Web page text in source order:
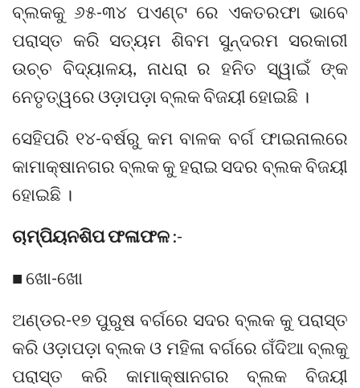
ବ୍ଲକକୁ ୬୫-୩୪ ପଏଣ୍ଟ ରେ ଏକତରଫା ଭାବେ
ପରାସ୍ତ କରି ସତ୍ୟମ ଶିବମ ସୁନ୍ଦରମ ସରକାରୀ
ଉଚ୍ଚ ବିଦ୍ୟାଳୟ, ନାଧରା ର ହନିତ ସ୍ୱାଇଁ ଙ୍କ
ନେତୃତ୍ୱରେ ଓଡ଼ାପଡ଼ା ବ୍ଲକ ବିଜୟୀ ହୋଇଛି ।
ସେହିପରି ୧୪-ବର୍ଷରୁ କମ ବାଳକ ବର୍ଗ ଫାଇନାଲରେ
କାମାକ୍ଷାନଗର ବ୍ଲକ କୁ ହରାଇ ସଦର ବ୍ଲକ ବିଜୟୀ
ହୋଇଛି ।
ଚାମ୍ପିୟନଶିପ ଫଳାଫଳ:-
■ ଖୋ-ଖୋ
ଅଣ୍ଡର-୧୭ ପୁରୁଷ ବର୍ଗରେ ସଦର ବ୍ଲକ କୁ ପରାସ୍ତ
କରି ଓଡ଼ାପଡ଼ା ବ୍ଲକ ଓ ମହିଳା ବର୍ଗରେ ଗଁଦିଆ ବ୍ଲକୁ
ପରାସ୍ତ କରି କାମାକ୍ଷାନଗର ବ୍ଲକ ବିଜୟୀ